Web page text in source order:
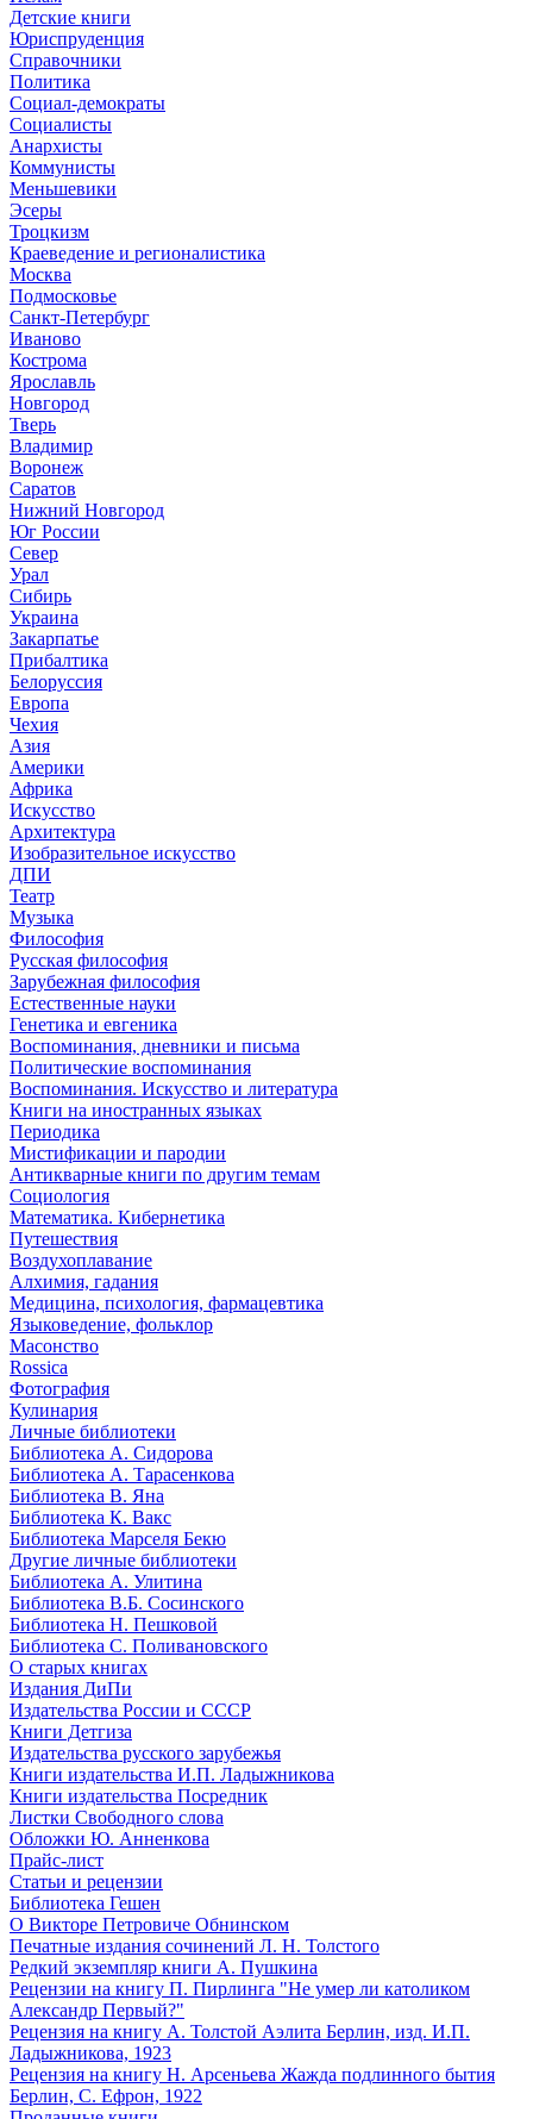
Детские книги
Юриспруденция
Справочники
Политика
Социал-демократы
Социалисты
Анархисты
Коммунисты
Меньшевики
Эсеры
Троцкизм
Краеведение и регионалистика
Москва
Подмосковье
Санкт-Петербург
Иваново
Кострома
Ярославль
Новгород
Тверь
Владимир
Воронеж
Саратов
Нижний Новгород
Юг России
Север
Урал
Сибирь
Украина
Закарпатье
Прибалтика
Белоруссия
Европа
Чехия
Азия
Америки
Африка
Искусство
Архитектура
Изобразительное искусство
ДПИ
Театр
Музыка
Философия
Русская философия
Зарубежная философия
Естественные науки
Генетика и евгеника
Воспоминания, дневники и письма
Политические воспоминания
Воспоминания. Искусство и литература
Книги на иностранных языках
Периодика
Мистификации и пародии
Антикварные книги по другим темам
Социология
Математика. Кибернетика
Путешествия
Воздухоплавание
Алхимия, гадания
Медицина, психология, фармацевтика
Языковедение, фольклор
Масонство
Rossica
Фотография
Кулинария
Личные библиотеки
Библиотека А. Сидорова
Библиотека А. Тарасенкова
Библиотека В. Яна
Библиотека К. Вакс
Библиотека Марселя Бекю
Другие личные библиотеки
Библиотека А. Улитина
Библиотека В.Б. Сосинского
Библиотека Н. Пешковой
Библиотека С. Поливановского
О старых книгах
Издания ДиПи
Издательства России и СССР
Книги Детгиза
Издательства русского зарубежья
Книги издательства И.П. Ладыжникова
Книги издательства Посредник
Листки Свободного слова
Обложки Ю. Анненкова
Прайс-лист
Статьи и рецензии
Библиотека Гешен
О Викторе Петровиче Обнинском
Печатные издания сочинений Л. Н. Толстого
Редкий экземпляр книги А. Пушкина
Рецензии на книгу П. Пирлинга "Не умер ли католиком
Александр Первый?"
Рецензия на книгу А. Толстой Аэлита Берлин, изд. И.П.
Ладыжникова, 1923
Рецензия на книгу Н. Арсеньева Жажда подлинного бытия
Берлин, С. Ефрон, 1922